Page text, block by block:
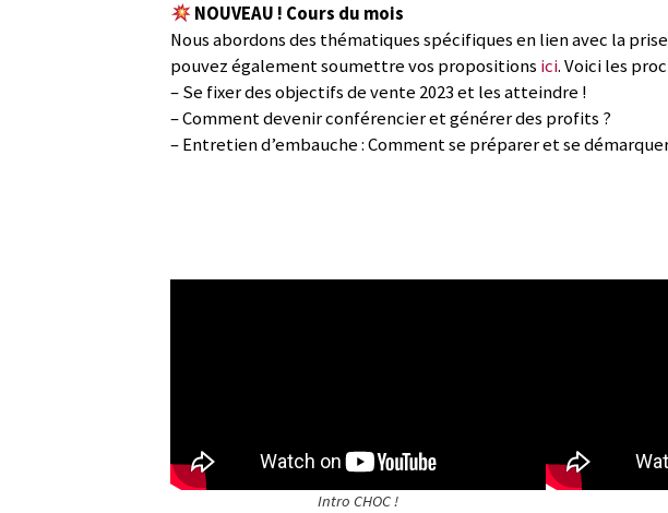
NOUVEAU ! Cours du mois
Nous abordons des thématiques spécifiques en lien avec la
pouvez également soumettre vos propositions ici. Voici les
– Se fixer des objectifs de vente 2023 et les atteindre !
– Comment devenir conférencier et générer des profits ?
– Entretien d’embauche : Comment se préparer et se
Intro CHOC !